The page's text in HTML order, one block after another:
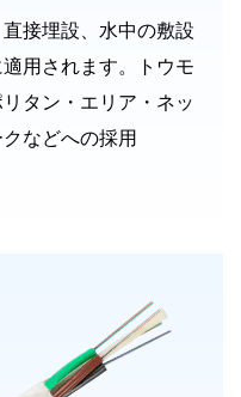
接埋設、水中の敷設
用されます。トウモ
タン・エリア・ネッ
などへの採用